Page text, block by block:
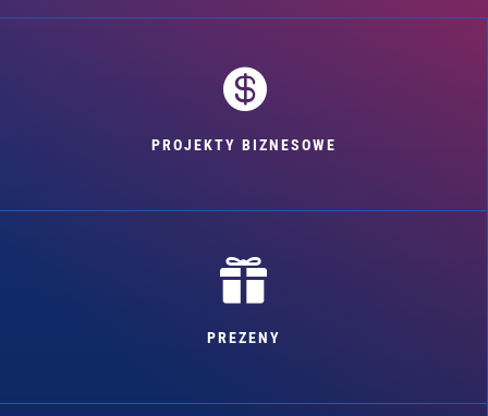

PROJEKTY BIZNESOWE

PREZENY